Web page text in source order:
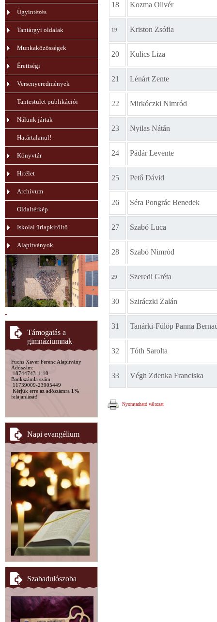
Ügyintézés
Tantárgyi oldalak
Munkaközösségek
Érettségi
Versenyeredmények
Tantestület publikációi
Nálunk jártak
Határtalanul!
Könyvtár
Hitélet
Archívum
Oldaltérkép
Iskolai űrlapkitöltő
Alapítványok
Támogatás a
gimnáziumnak
Fuchs Xavér Ferenc Alapítvány
Adószám:
18744743-1-10
Bankszámla szám:
11739009-23905449
Kérjük erre az adószámra 1%
felajánlását!
Napi evangélium
Szabadulószoba
18 Kozma Olivér
19 Kriston Zsófia
20 Kulics Liza
21 Lénárt Zente
22 Mirkóczki Nimród
23 Nyilas Nátán
24 Pádár Levente
25 Pető Dávid
26 Séra Pongrác Benedek
27 Szabó Luca
28 Szabó Nimród
29 Szeredi Gréta
30 Sziráczki Zalán
31 Tanárki-Fülöp Panna
32 Tóth Sarolta
33 Végh Zdenka Franciska
Nyomtatható változat